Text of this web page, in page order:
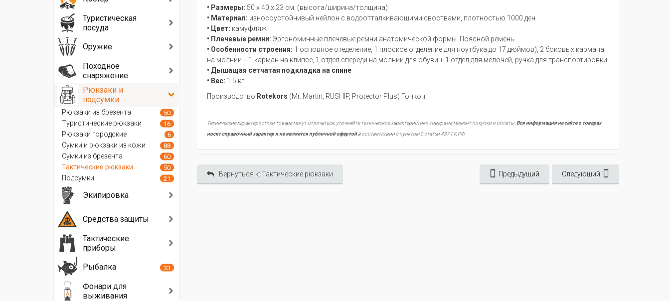
• Размеры: 50 х 40 х 23 см. (высота/ширина/толщина)
• Материал: износоустойчивый нейлон с водоотталкивающими своствами, плотностью 1000 ден
• Цвет: камуфляж
• Плечевые ремни: Эргономичные плечевые ремни анатомической формы. Поясной ремень
• Особенности строения: 1 основное отеделение, 1 плоское отделение для ноутбука до 17 дюймов), 2 боковых кармана
на молнии + 1 карман на клипсе, 1 отдел спереди на молнии для обуви + 1 отдел для мелочей, ручка для транспортировки
• Дышащая сетчатая подкладка на спине
• Вес: 1.5 кг
Производство Rotekors (Mr. Martin, RUSHIP, Protector Plus) Гонконг.
Технические характеристики товара могут отличаться, уточняйте технические характеристики товара на момент покупки и оплаты. Вся информация на сайте о товарах
носит справочный характер и не является публичной офертойв соответствии с пунктом 2 статьи 437 ГК РФ.
Вернуться к: Тактические рюкзаки Предыдущий Следующий
Туристическая
посуда
Оружие
Походное
снаряжение
Рюкзаки и
подсумки
Рюкзаки из брезента 50
Туристические рюкзаки 16
Рюкзаки городские 6
Сумки и рюкзаки из кожи 88
Сумки из брезента 60
Тактические рюкзаки 50
Подсумки 21
Экипировка
Средства защиты
Тактические
приборы
Рыбалка
33
Фонари для
выживания